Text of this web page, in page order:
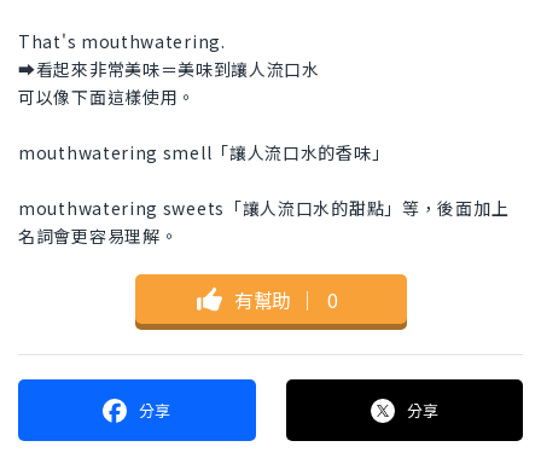
That's mouthwatering.
➡看起來非常美味＝美味到讓人流口水
可以像下面這樣使用。
mouthwatering smell「讓人流口水的香味」
mouthwatering sweets「讓人流口水的甜點」等，後面加上
名詞會更容易理解。
有幫助 ｜ 0
分享 分享